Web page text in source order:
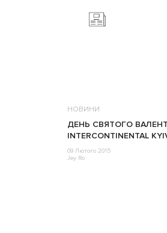
НОВИНИ
ДЕНЬ СВЯТОГО
INTERCONTINENTAL
09 Лютого 2015
Jey Ro